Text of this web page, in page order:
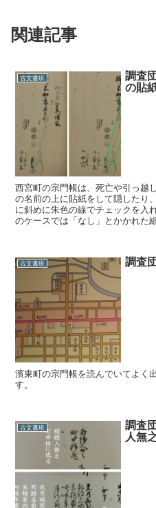
関連記事
古文書班 調査
の貼
西宮町の宗門帳は、死亡や引っ越
の名前の上に貼紙をして隠したり
に斜めに朱色の線でチェックを入
のケースでは「なし」とかかれた
古文書班 調査
濱東町の宗門帳を読んでいてよく
す。
古文書班 調査
人無